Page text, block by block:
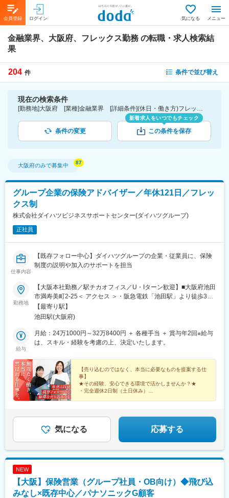
会員登録 ログイン 気になる メニュー
金融業界、大阪府、フレックス勤務 の転職・求人検索結
果
204 件 条件で並び替え
現在の検索条件
[勤務地]大阪府 [業種]金融業界 [詳細条件](休日・働き方)フレックス勤務
条件の変更
新着求人をいつでもチェック
この条件を保存
大阪府のみで募集中
グループ企業の保険アドバイザー／年休121日／フレッ
クス制
株式会社ダイハツビジネスサポートセンター(ダイハツグループ)
正社員
仕事内容
【既存フォロー中心】ダイハツグループの企業・従業員に、保険
制度の説明や加入のサポートを担当
勤務地
【大阪本社勤務／駅チカオフィス／U・Iターン歓迎】■大阪府池田
市満寿美町2-25＜ アクセス ＞・阪急電鉄「池田駅」より徒歩3分
★綺麗なオフィスで働けるチャンス♪▼こちらのURLから、ぜひご
確認ください。https://job-
煙対策：事務所内禁煙
【最寄り駅】
池田駅(大阪府)
給与
月給：24万1000円～32万8400円 ＋ 各種手当 ＋ 賞与年2回※給与
は、スキル・経験を考慮の上、決定いたします。
【売り込むのではなく、本当に必要なものを提案する仕
事】
★その経験、安心できる環境で活かしませんか？★
・完全週休2日制（土日休み）
・風通し抜群の職場◎
気になる 応募する
NEW
【大阪】保険営業（グループ社員・OB向け）◆飛び込
みなし×既存中心／パナソニックG顧客